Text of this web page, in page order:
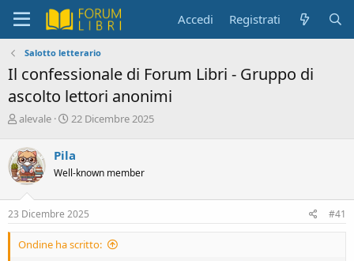
Accedi Registrati
Salotto letterario
Il confessionale di Forum Libri - Gruppo di
ascolto lettori anonimi
C
e
a
t
o
r
e
i
alevale
D
a
d
i
n
z
22 Dicembre 2025
Pila
Well-known member
23 Dicembre 2025 #41
Ondine ha scritto: